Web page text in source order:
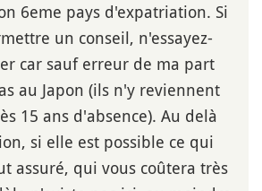
6eme pays d'expatriation. Si
un conseil, n'essayez-
car sauf erreur de ma part
au Japon (ils n'y reviennent
15 ans d'absence). Au delà
si elle est possible ce qui
assuré, qui vous coûtera très